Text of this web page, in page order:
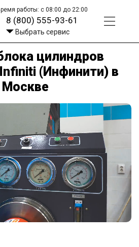
работы: с 08:00 до 22:00
8 (800) 555-93-61
Выбрать сервис
цилиндров
(Инфинити) в
Москве